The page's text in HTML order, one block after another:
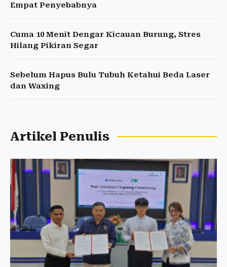
Empat Penyebabnya
Cuma 10 Menit Dengar Kicauan Burung, Stres
Hilang Pikiran Segar
Sebelum Hapus Bulu Tubuh Ketahui Beda Laser
dan Waxing
Artikel Penulis